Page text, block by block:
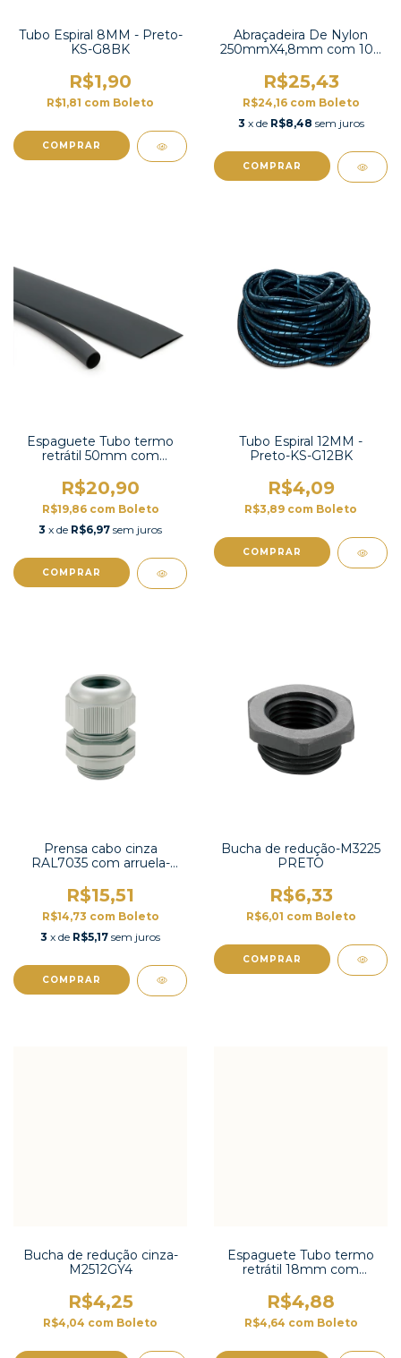
Tubo Espiral 8MM - Preto-
KS-G8BK
R$1,90
R$1,81 com Boleto
COMPRAR
Abraçadeira De Nylon
250mmX4,8mm com 100
R$25,43
R$24,16 com Boleto
3 x de R$8,48 sem juros
COMPRAR
Espaguete Tubo termo
retrátil 50mm com
R$20,90
R$19,86 com Boleto
3 x de R$6,97 sem juros
COMPRAR
Tubo Espiral 12MM -
Preto-KS-G12BK
R$4,09
R$3,89 com Boleto
COMPRAR
Prensa cabo cinza
RAL7035 com arruela-
R$15,51
R$14,73 com Boleto
3 x de R$5,17 sem juros
COMPRAR
Bucha de redução-M3225
PRETO
R$6,33
R$6,01 com Boleto
COMPRAR
Bucha de redução cinza-
M2512GY4
R$4,25
R$4,04 com Boleto
Espaguete Tubo termo
retrátil 18mm com
R$4,88
R$4,64 com Boleto